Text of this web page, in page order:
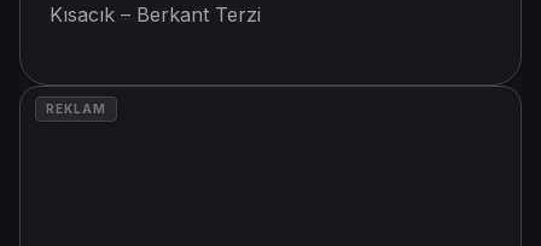
Kısacık – Berkant Terzi
REKLAM